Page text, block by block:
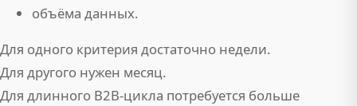
объёма данных.
Для одного критерия достаточно недели.
Для другого нужен месяц.
Для длинного B2B-цикла потребуется больше